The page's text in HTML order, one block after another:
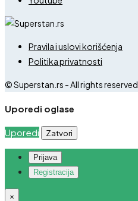
Pravila i uslovi korišćenja
Politika privatnosti
© Superstan.rs - All rights reserved
Uporedi oglase
Uporedi Zatvori
Prijava
Registracija
×